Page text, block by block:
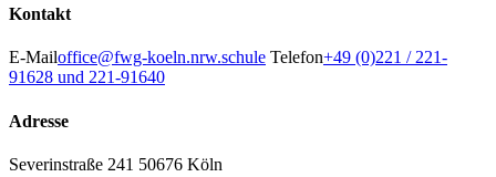
Kontakt
E-Mailoffice@fwg-koeln.nrw.schule Telefon+49 (0)221 / 221-
91628 und 221-91640
Adresse
Severinstraße 241 50676 Köln